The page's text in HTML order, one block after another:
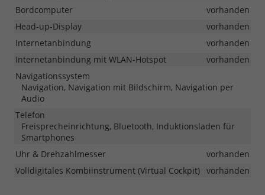
Bordcomputer
vorhanden
Head-up-Display
vorhanden
Internetanbindung
vorhanden
Internetanbindung mit WLAN-Hotspot
vorhanden
Navigationssystem
Navigation, Navigation mit Bildschirm, Navigation per
Audio
Telefon
Freisprecheinrichtung, Bluetooth, Induktionsladen für
Smartphones
Uhr & Drehzahlmesser
vorhanden
Volldigitales Kombiinstrument (Virtual Cockpit) vorhanden